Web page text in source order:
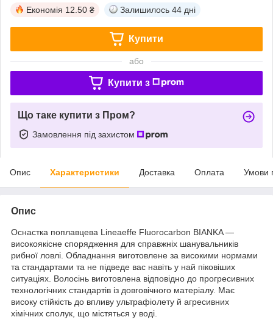
Економія 12.50 ₴ Залишилось 44 дні
Купити
або
Купити з
Що таке купити з Пром?
Замовлення під захистом
Опис Характеристики Доставка Оплата Умови
Опис
Оснастка поплавцева Lineaeffe Fluorocarbon BIANKA —
високоякісне спорядження для справжніх шанувальників
рибної ловлі. Обладнання виготовлене за високими нормами
та стандартами та не підведе вас навіть у най піковіших
ситуаціях. Волосінь виготовлена відповідно до прогресивних
технологічних стандартів із довговічного матеріалу. Має
високу стійкість до впливу ультрафіолету й агресивних
хімічних сполук, що містяться у воді.